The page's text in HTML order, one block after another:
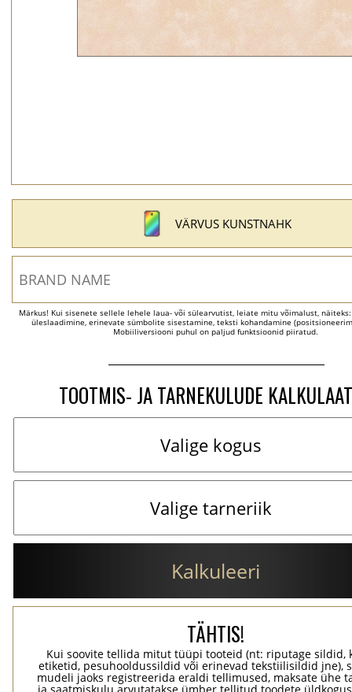
VÄRVUS KUNSTNAHK
Märkus! Kui sisenete sellele lehele laua- või sülearvutist, leiate mitu võimalust,
üleslaadimine, erinevate sümbolite sisestamine, teksti kohandamine
Mobiiliversiooni puhul on paljud funktsioonid piiratud.
TOOTMIS- JA TARNEKULUDE
Kalkuleeri
TÄHTIS!
Kui soovite tellida mitut tüüpi tooteid (nt: riputage sildid,
etiketid, pesuhooldussildid või erinevad tekstiilisildid jne),
mudeli jaoks registreerida eraldi tellimused, maksate ühe